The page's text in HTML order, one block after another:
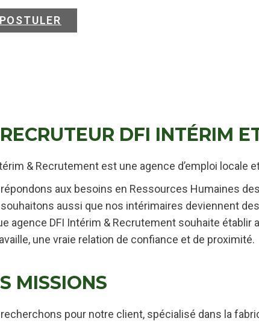
POSTULER
DFI INTÉRIM
& Recrutement est une agence d’emploi locale
aux besoins en Ressources Humaines
aussi que nos intérimaires deviennent
agence DFI Intérim & Recrutement souhaite
une vraie relation de confiance et de proximité.
MISSIONS
pour notre client, spécialisé dans la